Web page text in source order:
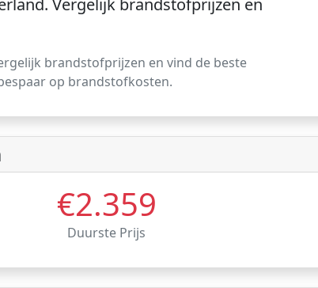
Vergelijk brandstofprijzen en
brandstofprijzen en vind de beste
op brandstofkosten.
€2.359
Duurste Prijs